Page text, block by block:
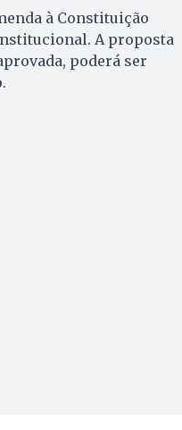
à Constituição
A proposta
poderá ser